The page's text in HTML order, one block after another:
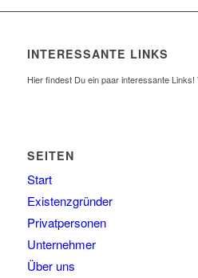
INTERESSANTE LINKS
Hier findest Du ein paar interessante
SEITEN
Start
Existenzgründer
Privatpersonen
Unternehmer
Über uns